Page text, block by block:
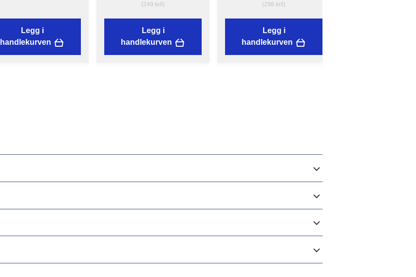
Legg i
handlekurven
(249 kr/l)
Legg i
handlekurven
(298 kr/l)
Legg i
handlekurven